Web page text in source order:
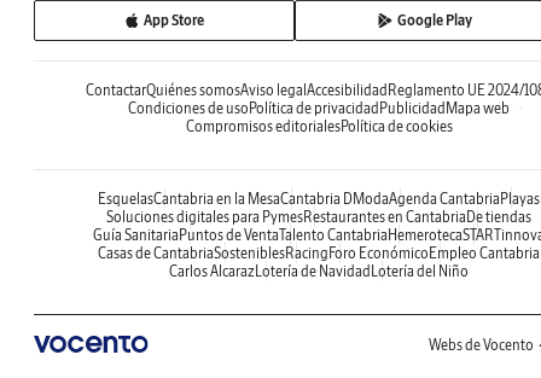
App Store Google Play
ContactarQuiénes somosAviso legalAccesibilidadReglamento UE 2024/
Condiciones de usoPolítica de privacidadPublicidadMapa web
Compromisos editorialesPolítica de cookies
EsquelasCantabria en la MesaCantabria DModaAgenda CantabriaPlayas
Soluciones digitales para PymesRestaurantes en CantabriaDe tiendas
Guía SanitariaPuntos de VentaTalento CantabriaHemeroteca
Casas de CantabriaSosteniblesRacingForo EconómicoEmpleo Cantabria
Carlos AlcarazLotería de NavidadLotería del Niño
Webs de Vocento